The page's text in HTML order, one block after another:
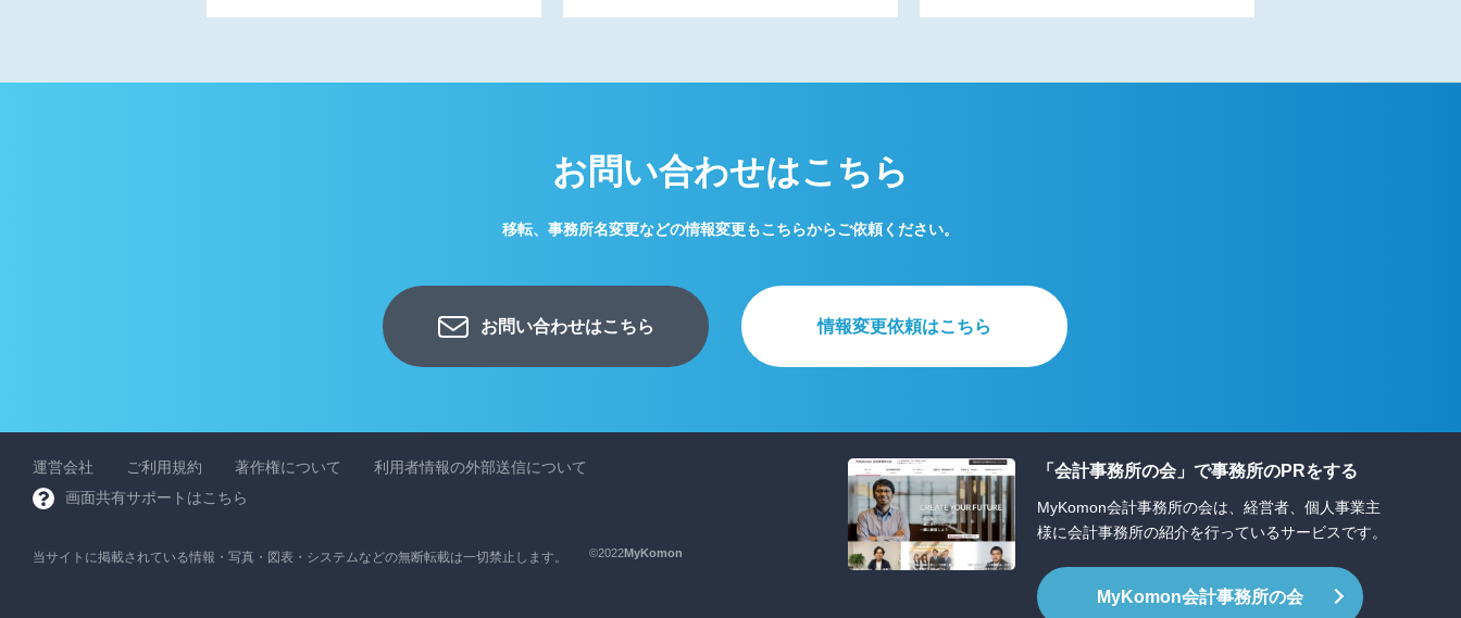
お問い合わせはこちら
移転、事務所名変更などの情報変更もこちらからご依頼ください。
お問い合わせはこちら 情報変更依頼はこちら
運営会社 ご利用規約 著作権について
利用者情報の外部送信について
画面共有サポートはこちら
当サイトに掲載されている情報・写真・図表・システムなどの無断転載は一切禁止します。 ©2022MyKomon
「会計事務所の会」で事務所のPRをする
MyKomon会計事務所の会は、経営者、個人事業主
様に会計事務所の紹介を行っているサービスです。
MyKomon会計事務所の会